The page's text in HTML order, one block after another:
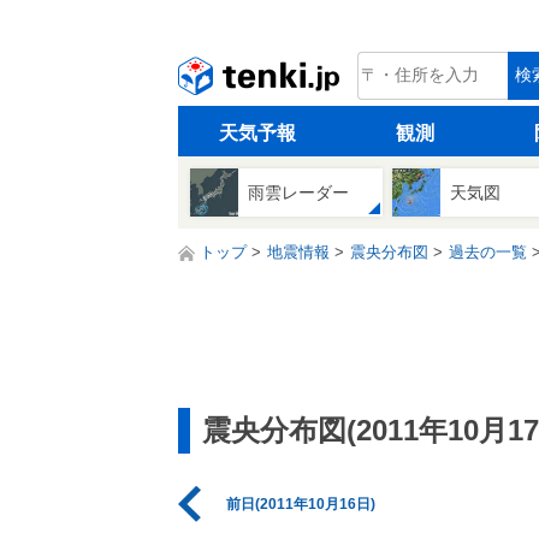
tenki.jp 検
天気予報 観測
雨雲レーダー 天気図
トップ 地震情報 震央分布図 過去の一覧
震央分布図(2011年10月
前日(2011年10月16日)